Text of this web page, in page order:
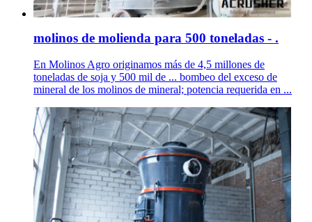
molinos de molienda para 500 toneladas - .
En Molinos Agro originamos más de 4,5 millones de
toneladas de soja y 500 mil de ... bombeo del exceso de
mineral de los molinos de mineral; potencia requerida en ...